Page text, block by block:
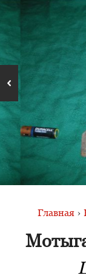
Главная ›